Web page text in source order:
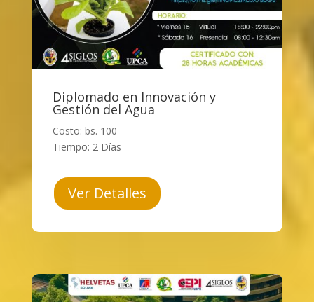
Diplomado en Innovación y
Gestión del Agua
Costo: bs. 100
Tiempo: 2 Días
Ver Detalles